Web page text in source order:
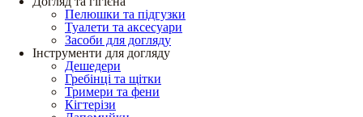
Пелюшки та підгузки
Туалети та аксесуари
Засоби для догляду
Інструменти для догляду
Дешедери
Гребінці та щітки
Тримери та фени
Кігтерізи